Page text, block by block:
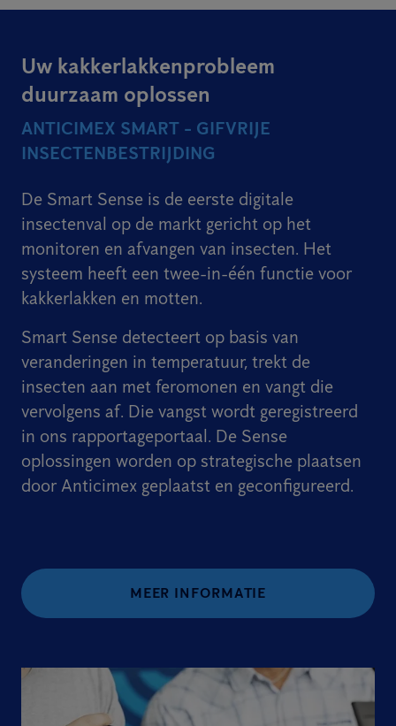
Uw kakkerlakkenprobleem
duurzaam oplossen
ANTICIMEX SMART - GIFVRIJE
INSECTENBESTRIJDING
De Smart Sense is de eerste digitale
insectenval op de markt gericht op het
monitoren en afvangen van insecten. Het
systeem heeft een twee-in-één functie voor
kakkerlakken en motten.
Smart Sense detecteert op basis van
veranderingen in temperatuur, trekt de
insecten aan met feromonen en vangt die
vervolgens af. Die vangst wordt geregistreerd
in ons rapportageportaal. De Sense
oplossingen worden op strategische plaatsen
door Anticimex geplaatst en geconfigureerd.
MEER INFORMATIE